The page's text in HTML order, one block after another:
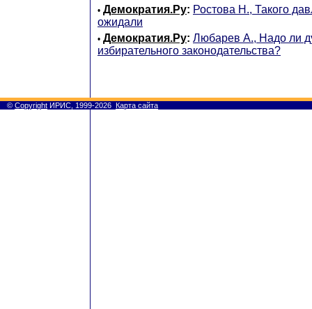
• Демократия.Ру: Ростова Н., Такого
ожидали
• Демократия.Ру: Любарев А., Надо ли
избирательного законодательства?
© Copyright ИРИС, 1999-2026 Карта сайта